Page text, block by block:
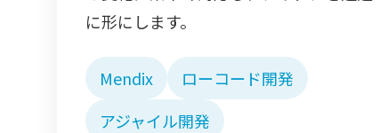
に形にします。
Mendix
ローコード開発
アジャイル開発